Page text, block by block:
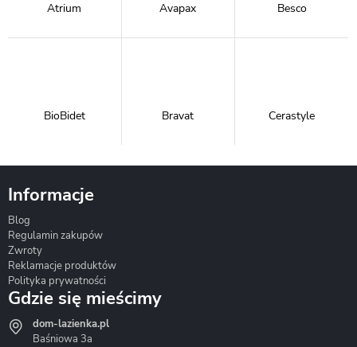
Atrium Avapax Besco
BioBidet Bravat Cerastyle
Hydrostop
Informacje
Blog
Regulamin zakupów
Zwroty
Reklamacje produktów
Polityka prywatności
Gdzie się mieścimy
dom-lazienka.pl
Baśniowa 3a